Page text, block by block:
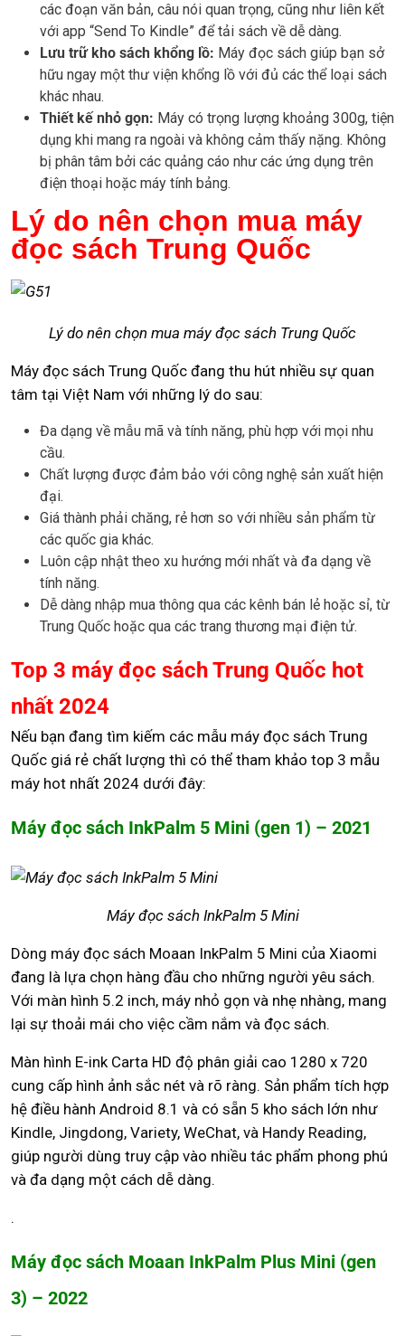
các đoạn văn bản, câu nói quan trọng, cũng như liên kết
với app “Send To Kindle” để tải sách về dễ dàng.
Lưu trữ kho sách khổng lồ: Máy đọc sách giúp bạn sở
hữu ngay một thư viện khổng lồ với đủ các thể loại sách
khác nhau.
Thiết kế nhỏ gọn: Máy có trọng lượng khoảng 300g, tiện
dụng khi mang ra ngoài và không cảm thấy nặng. Không
bị phân tâm bởi các quảng cáo như các ứng dụng trên
điện thoại hoặc máy tính bảng.
Lý do nên chọn mua máy
đọc sách Trung Quốc
Lý do nên chọn mua máy đọc sách Trung Quốc
Máy đọc sách Trung Quốc đang thu hút nhiều sự quan
tâm tại Việt Nam với những lý do sau:
Đa dạng về mẫu mã và tính năng, phù hợp với mọi nhu
cầu.
Chất lượng được đảm bảo với công nghệ sản xuất hiện
đại.
Giá thành phải chăng, rẻ hơn so với nhiều sản phẩm từ
các quốc gia khác.
Luôn cập nhật theo xu hướng mới nhất và đa dạng về
tính năng.
Dễ dàng nhập mua thông qua các kênh bán lẻ hoặc sỉ, từ
Trung Quốc hoặc qua các trang thương mại điện tử.
Top 3 máy đọc sách Trung Quốc hot
nhất 2024
Nếu bạn đang tìm kiếm các mẫu máy đọc sách Trung
Quốc giá rẻ chất lượng thì có thể tham khảo top 3 mẫu
máy hot nhất 2024 dưới đây:
Máy đọc sách InkPalm 5 Mini (gen 1) – 2021
Máy đọc sách InkPalm 5 Mini
Dòng máy đọc sách Moaan InkPalm 5 Mini của Xiaomi
đang là lựa chọn hàng đầu cho những người yêu sách.
Với màn hình 5.2 inch, máy nhỏ gọn và nhẹ nhàng, mang
lại sự thoải mái cho việc cầm nắm và đọc sách.
Màn hình E-ink Carta HD độ phân giải cao 1280 x 720
cung cấp hình ảnh sắc nét và rõ ràng. Sản phẩm tích hợp
hệ điều hành Android 8.1 và có sẵn 5 kho sách lớn như
Kindle, Jingdong, Variety, WeChat, và Handy Reading,
giúp người dùng truy cập vào nhiều tác phẩm phong phú
và đa dạng một cách dễ dàng.
.
Máy đọc sách Moaan InkPalm Plus Mini (gen
3) – 2022